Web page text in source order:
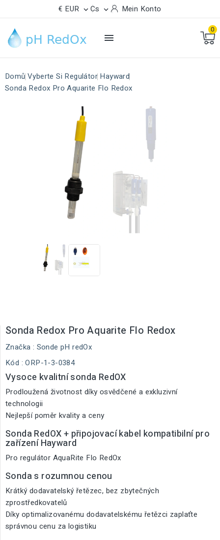
€ EUR  Cs  Mein Konto

0
Domů Vyberte Si Regulátor Hayward
Sonda Redox Pro Aquarite Flo Redox
Sonda Redox Pro Aquarite Flo Redox
Značka : Sonde pH redOx
Kód : ORP-1-3-0384
Vysoce kvalitní sonda RedOX
Prodloužená životnost díky osvědčené a exkluzivní
technologii
Nejlepší poměr kvality a ceny
Sonda RedOX + připojovací kabel kompatibilní pro
zařízení Hayward
Pro regulátor AquaRite Flo RedOx
Sonda s rozumnou cenou
Krátký dodavatelský řetězec, bez zbytečných
zprostředkovatelů
Díky optimalizovanému dodavatelskému řetězci zaplaťte
správnou cenu za logistiku